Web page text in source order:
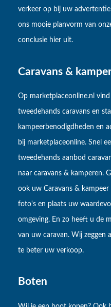
verkeer op bij uw
ons mooie planvorm van
conclusie hier uit.
Caravans &
Op marketplaceonline.nl
tweedehands caravans en
kampeerbenodigdheden en
bij marketplaceonline. Snel
tweedehands aanbod
naar caravans & kamperen.
ook uw Caravans &
foto's en plaats uw
omgeving. En zo heeft u de
van uw caravan. Wij zeggen
te beter uw verkoop.
Boten